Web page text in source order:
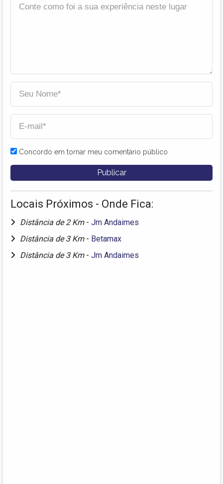
Concordo em tornar meu comentário público
Locais Próximos - Onde Fica:
Distância de 2 Km - Jm Andaimes
Distância de 3 Km - Betamax
Distância de 3 Km - Jm Andaimes